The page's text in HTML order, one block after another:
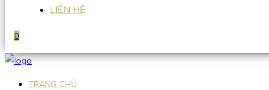
LIÊN HỆ
0
TRANG CHỦ